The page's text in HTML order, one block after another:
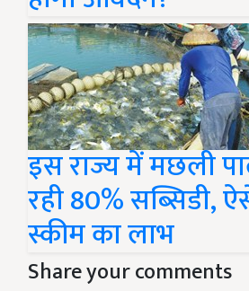
इस राज्य में मछली
रही 80% सब्सिडी,
स्कीम का लाभ
Share your comments